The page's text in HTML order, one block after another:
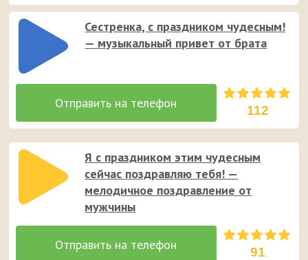
Сестренка, с праздником чудесным!
— музыкальный привет от брата
112
Я с праздником этим чудесным
сейчас поздравляю тебя! —
мелодичное поздравление от
мужчины
91